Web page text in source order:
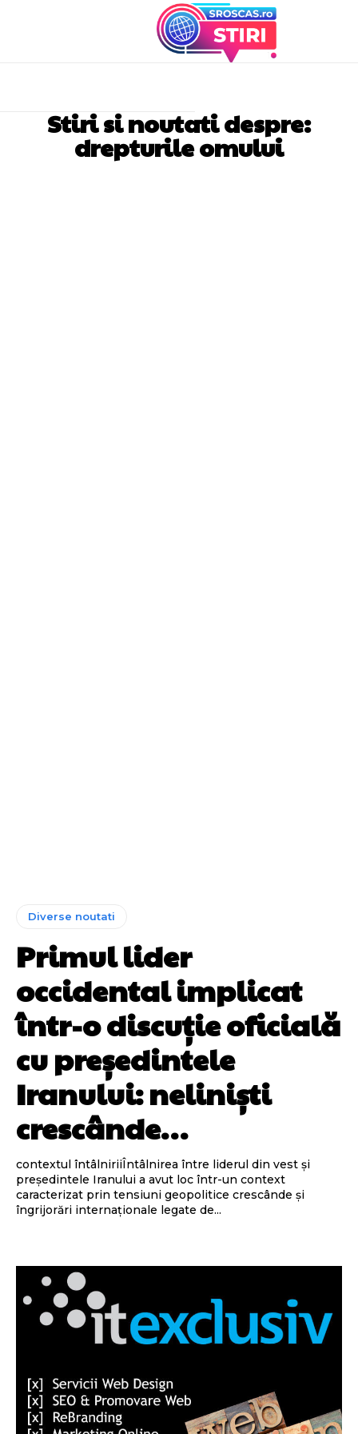
Stiri si noutati despre:
drepturile omului
Diverse noutati
Primul lider
occidental implicat
într-o discuție oficială
cu președintele
Iranului: neliniști
crescânde…
contextul întâlniriiÎntâlnirea între liderul din vest și
președintele Iranului a avut loc într-un context
caracterizat prin tensiuni geopolitice crescânde și
îngrijorări internaționale legate de...